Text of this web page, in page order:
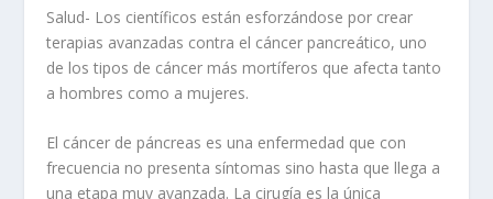
Salud- Los científicos están esforzándose por crear
terapias avanzadas contra el cáncer pancreático, uno
de los tipos de cáncer más mortíferos que afecta tanto
a hombres como a mujeres.
El cáncer de páncreas es una enfermedad que con
frecuencia no presenta síntomas sino hasta que llega a
una etapa muy avanzada. La cirugía es la única